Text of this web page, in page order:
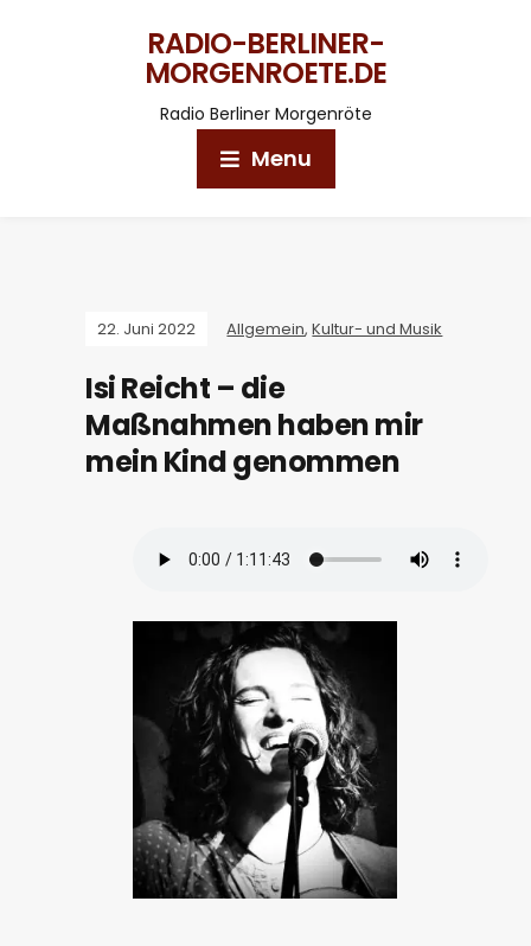
RADIO-BERLINER-
MORGENROETE.DE
Radio Berliner Morgenröte
Menu
22. Juni 2022 Allgemein,Kultur- und Musik
Isi Reicht – die
Maßnahmen haben mir
mein Kind genommen